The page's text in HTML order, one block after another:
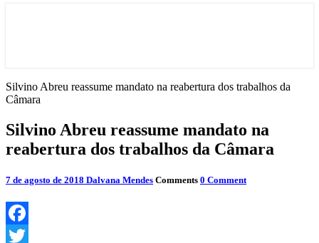
Silvino Abreu reassume mandato na reabertura dos trabalhos da
Câmara
Silvino Abreu reassume mandato na
reabertura dos trabalhos da Câmara
7 de agosto de 2018 Dalvana Mendes Comments 0 Comment
Facebook